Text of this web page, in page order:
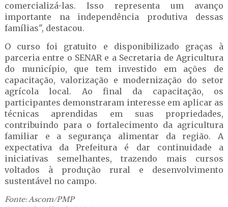
comercializá-las. Isso representa um avanço
importante na independência produtiva dessas
famílias", destacou.
O curso foi gratuito e disponibilizado graças à
parceria entre o SENAR e a Secretaria de Agricultura
do município, que tem investido em ações de
capacitação, valorização e modernização do setor
agrícola local. Ao final da capacitação, os
participantes demonstraram interesse em aplicar as
técnicas aprendidas em suas propriedades,
contribuindo para o fortalecimento da agricultura
familiar e a segurança alimentar da região. A
expectativa da Prefeitura é dar continuidade a
iniciativas semelhantes, trazendo mais cursos
voltados à produção rural e desenvolvimento
sustentável no campo.
Fonte: Ascom/PMP